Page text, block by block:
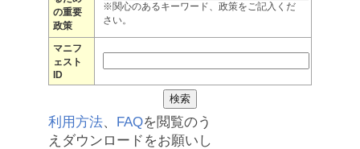
の重要
政策
※関心のあるキーワード、政策をご記入くだ
さい。
マニフ
ェスト
ID
利用方法、 FAQを閲覧のう
えダウンロードをお願いし